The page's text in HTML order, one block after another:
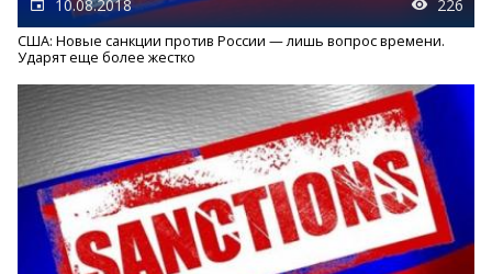
10.08.2018 226
США: Новые санкции против России — лишь вопрос времени.
Ударят еще более жестко